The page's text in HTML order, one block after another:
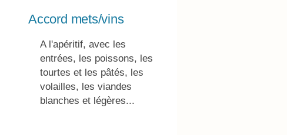
Accord mets/vins
A l'apéritif, avec les
entrées, les poissons, les
tourtes et les pâtés, les
volailles, les viandes
blanches et légères...